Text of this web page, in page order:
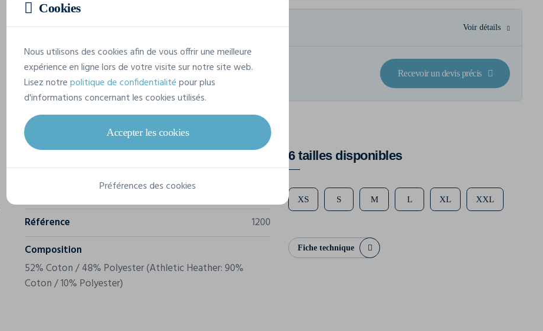
Prix estimatif Voir détails
17,28 € TTC /pièce
Soit un total de 172,79 € TTC
Recevoir un devis précis
Référence
1200
Composition
52% Coton / 48% Polyester (Athletic Heather: 90%
Coton / 10% Polyester)
6 tailles disponibles
XS S M L XL XXL
Fiche technique
Cookies
Nous utilisons des cookies afin de vous offrir une meilleure
expérience en ligne lors de votre visite sur notre site web.
Lisez notrepolitique de confidentialitépour plus
d'informations concernant les cookies utilisés.
Accepter les cookies
Préférences des cookies